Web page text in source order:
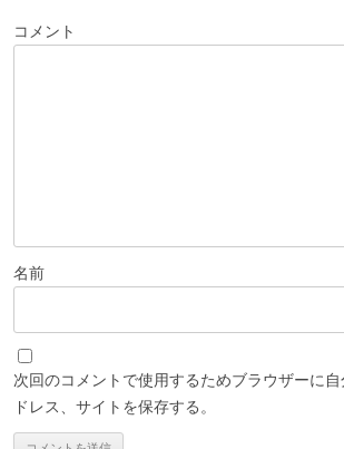
コメント
名前
次回のコメントで使用するためブラウザーに
ドレス、サイトを保存する。